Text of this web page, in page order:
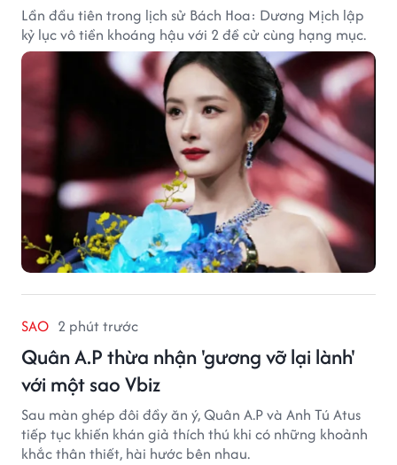
Lần đầu tiên trong lịch sử Bách Hoa: Dương Mịch lập
kỷ lục vô tiền khoáng hậu với 2 đề cử cùng hạng mục.
SAO 2 phút trước
Quân A.P thừa nhận 'gương vỡ lại lành'
với một sao Vbiz
Sau màn ghép đôi đầy ăn ý, Quân A.P và Anh Tú Atus
tiếp tục khiến khán giả thích thú khi có những khoảnh
khắc thân thiết, hài hước bên nhau.